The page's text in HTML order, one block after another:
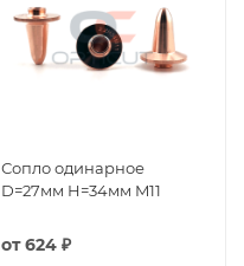
Сопло одинарное
D=27мм H=34мм M11
от624 ₽